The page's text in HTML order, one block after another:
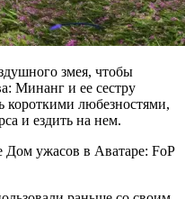
змея, чтобы
Минанг и ее сестру
короткими любезностями,
и ездить на нем.